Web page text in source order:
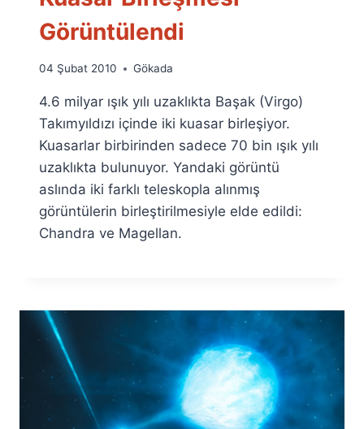
Görüntülendi
By
Fuat
Özyar
04 Şubat 2010 Gökada
4.6 milyar ışık yılı uzaklıkta Başak (Virgo)
Takımyıldızı içinde iki kuasar birleşiyor.
Kuasarlar birbirinden sadece 70 bin ışık yılı
uzaklıkta bulunuyor. Yandaki görüntü
aslında iki farklı teleskopla alınmış
görüntülerin birleştirilmesiyle elde edildi:
Chandra ve Magellan.